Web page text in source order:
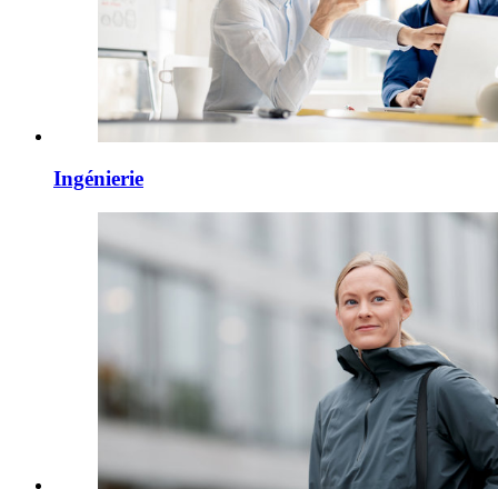
Ingénierie